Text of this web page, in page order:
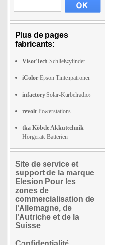
Plus de pages
fabricants:
VisorTech Schließzylinder
iColor Epson Tintenpatronen
infactory Solar-Kurbelradios
revolt Powerstations
tka Köbele Akkutechnik
Hörgeräte Batterien
Site de service et
support de la marque
Elesion Pour les
zones de
commercialisation de
l'Allemagne, de
l'Autriche et de la
Suisse
Confidentialité